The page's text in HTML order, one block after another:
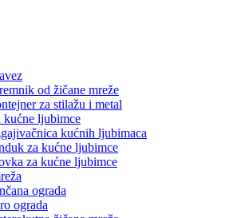
od žičane mreže
za stilažu i metal
kućne ljubimce
kućnih ljubimaca
za kućne ljubimce
za kućne ljubimce
ograda
ograda